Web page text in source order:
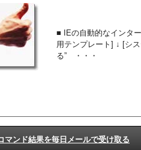
■ IEの自動的なインタ
用テンプレート] ↓ [シ
る” ・・・
マンド結果を毎日メールで受け取る